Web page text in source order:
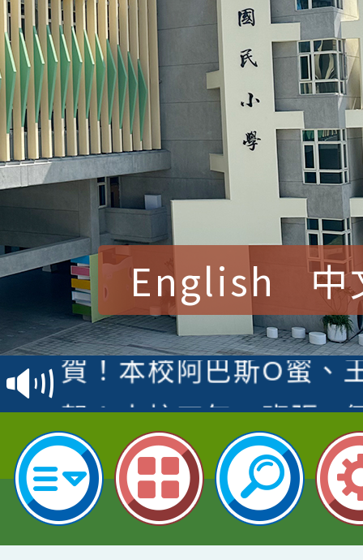
English 中
賀！本校參加桃園市中
賽 洪綺君教師榮獲社
名
賀！本校阿巴斯O蜜、
倩參加桃園市科展 國
名 指導老師王老師、
賀！本校四年二班張O
園市英語競賽國小朗讀
指導老師林老師
賀！本校參加桃園市中
賽 劉文瑛教師榮獲教
臺灣台語-第二名
賀！本校參與2026世
市賽榮獲科學小創客佳
賀！本校參加桃園市中